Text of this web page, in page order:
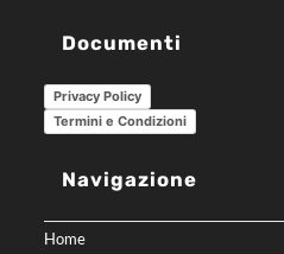
Documenti
Privacy Policy
Termini e Condizioni
Navigazione
Home